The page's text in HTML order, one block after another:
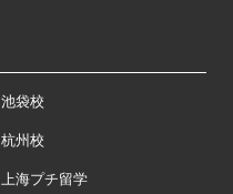
池袋校
杭州校
上海プチ留学